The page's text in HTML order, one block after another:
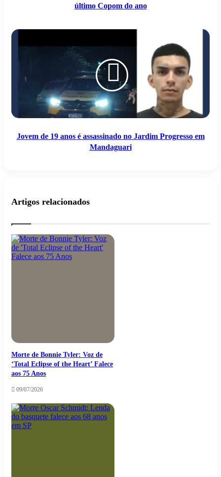
último Copom do ano
Jovem
assassinado
Progresso
em
Jovem de 19 anos é assassinado no Jardim Progresso em
Mandaguari
Artigos relacionados
Morte de Bonnie Tyler: Voz de
‘Total Eclipse of the Heart’ Falece
aos 75 Anos
09/07/2026